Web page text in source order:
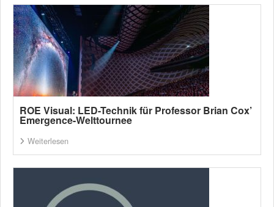
ROE Visual: LED-Technik für Professor Brian Cox’
Emergence-Welttournee
Weiterlesen